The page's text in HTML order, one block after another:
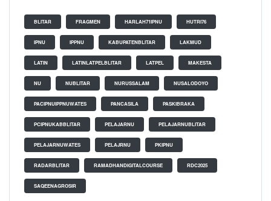
BLITAR FRAGMEN HARLAH71IPNU HUTRI76
IPNU IPPNU KABUPATENBLITAR LAKMUD
LATIN LATINLATPELBLITAR LATPEL MAKESTA
NU NUBLITAR NURUSSALAM NUSALODOYO
PACIPNUIPPNUWATES PANCASILA PASKIBRAKA
PCIPNUKABBLITAR PELAJARNU PELAJARNUBLITAR
PELAJARNUWATES PELAJRNU PKIPNU
RADARBLITAR RAMADHANDIGITALCOURSE RDC2025
SAQEENAGROSIR